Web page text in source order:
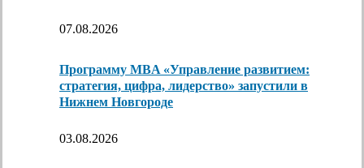
07.08.2026
Программу MBA «Управление развитием:
стратегия, цифра, лидерство» запустили в
Нижнем Новгороде
03.08.2026